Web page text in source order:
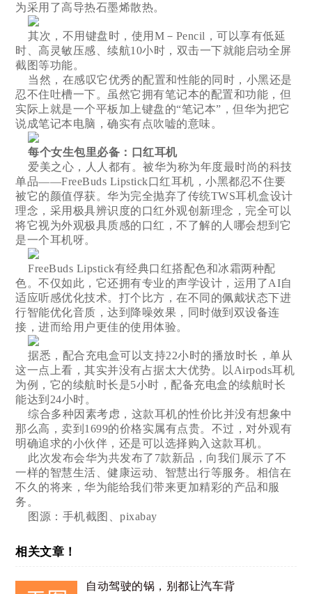
为采用了高导热石墨烯散热。
其次，不用键盘时，使用M－Pencil，可以享有低延
时、高灵敏压感、续航10小时，双击一下就能启动全屏
截图等功能。
当然，在感叹它优秀的配置和性能的同时，小黑还是
忍不住吐槽一下。虽然它拥有笔记本的配置和功能，但
实际上就是一个平板加上键盘的“笔记本”，但华为把它
说成笔记本电脑，确实有点吹嘘的意味。
每个女生包里必备：口红耳机
爱美之心，人人都有。被华为称为年度最时尚的科技
单品——FreeBuds Lipstick口红耳机，小黑都忍不住要
被它的颜值俘获。华为完全抛弃了传统TWS耳机盒设计
理念，采用极具辨识度的口红外观创新理念，完全可以
将它视为外观极具质感的口红，不了解的人哪会想到它
是一个耳机呀。
FreeBuds Lipstick有经典口红搭配色和冰霜两种配
色。不仅如此，它还拥有专业的声学设计，运用了AI自
适应听感优化技术。打个比方，在不同的佩戴状态下进
行智能优化音质，达到降噪效果，同时做到双设备连
接，进而给用户更佳的使用体验。
据悉，配合充电盒可以支持22小时的播放时长，单从
这一点上看，其实并没有占据太大优势。以Airpods耳机
为例，它的续航时长是5小时，配备充电盒的续航时长
能达到24小时。
综合多种因素考虑，这款耳机的性价比并没有想象中
那么高，卖到1699的价格实属有点贵。不过，对外观有
明确追求的小伙伴，还是可以选择购入这款耳机。
此次发布会华为共发布了7款新品，向我们展示了不
一样的智慧生活、健康运动、智慧出行等服务。相信在
不久的将来，华为能给我们带来更加精彩的产品和服
务。
图源：手机截图、pixabay
相关文章！
自动驾驶的锅，别都让汽车背